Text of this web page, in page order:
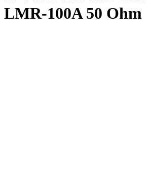
LMR-100A 50 Ohm